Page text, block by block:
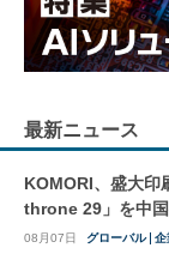
最新ニュース
KOMORI、盛大印
throne 29」を中
08月07日 グローバル 企